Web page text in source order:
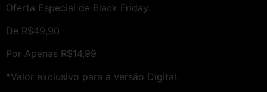
Oferta Especial de Black Friday:
De R$49,90
Por Apenas R$14,99
*Valor exclusivo para a versão Digital.